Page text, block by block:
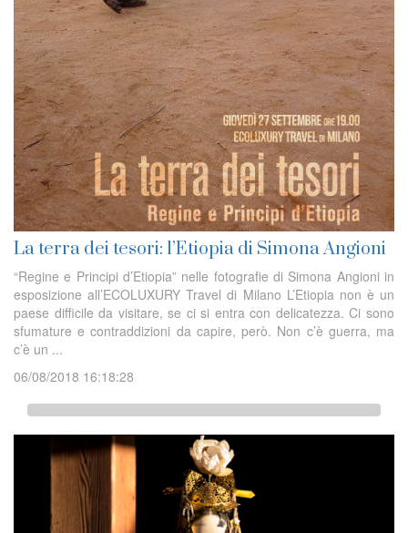
La terra dei tesori: l’Etiopia di Simona Angioni
“Regine e Principi d’Etiopia” nelle fotografie di Simona Angioni in
esposizione all’ECOLUXURY Travel di Milano L’Etiopia non è un
paese difficile da visitare, se ci si entra con delicatezza. Ci sono
sfumature e contraddizioni da capire, però. Non c’è guerra, ma
c’è un ...
06/08/2018 16:18:28